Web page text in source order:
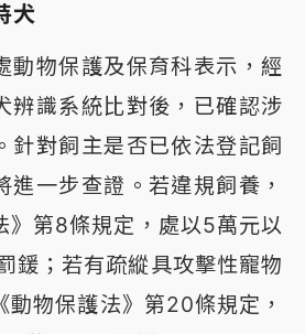
犬
動物保護及保育科表示，經
辨識系統比對後，已確認涉
針對飼主是否已依法登記飼
進一步查證。若違規飼養，
》第8條規定，處以5萬元以
鍰；若有疏縱具攻擊性寵物
動物保護法》第20條規定，